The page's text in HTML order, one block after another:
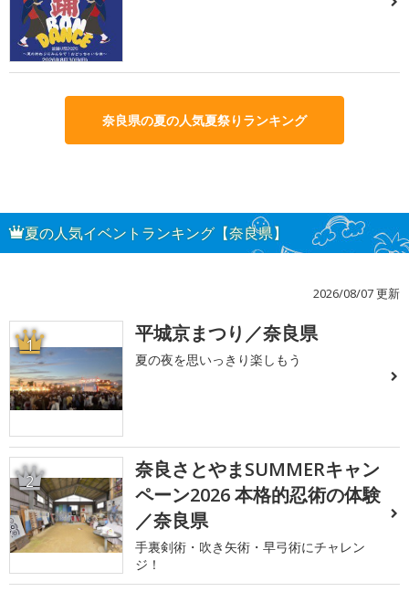
奈良県の夏の人気夏祭りランキング
夏の人気イベントランキング【奈良県】
2026/08/07 更新
1 平城京まつり／奈良県
夏の夜を思いっきり楽しもう
2
奈良さとやまSUMMERキャン
ペーン2026 本格的忍術の体験
／奈良県
手裏剣術・吹き矢術・早弓術にチャレン
ジ！